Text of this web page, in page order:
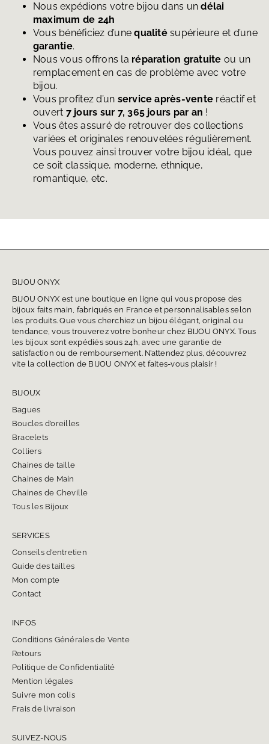
Nous expédions votre bijou dans undélai
maximum de 24h
Vous bénéficiez d’unequalitésupérieure et d’une
garantie.
Nous vous offrons la réparation gratuite ou un
remplacement en cas de problème avec votre
bijou.
Vous profitez d’un service après-vente réactif et
ouvert 7 jours sur 7, 365 jours par an !
Vous êtes assuré de retrouver des collections
variées et originales renouvelées régulièrement.
Vous pouvez ainsi trouver votre bijou idéal, que
ce soit classique, moderne, ethnique,
romantique, etc.
BIJOU ONYX
BIJOU ONYX est une boutique en ligne qui vous propose des
bijoux faits main, fabriqués en France et personnalisables selon
les produits. Que vous cherchiez un bijou élégant, original ou
tendance, vous trouverez votre bonheur chez BIJOU ONYX. Tous
les bijoux sont expédiés sous 24h, avec une garantie de
satisfaction ou de remboursement. N’attendez plus, découvrez
vite la collection de BIJOU ONYX et faites-vous plaisir !
BIJOUX
Bagues
Boucles d’oreilles
Bracelets
Colliers
Chaines de taille
Chaines de Main
Chaines de Cheville
Tous les Bijoux
SERVICES
Conseils d’entretien
Guide des tailles
Mon compte
Contact
INFOS
Conditions Générales de Vente
Retours
Politique de Confidentialité
Mention légales
Suivre mon colis
Frais de livraison
SUIVEZ-NOUS